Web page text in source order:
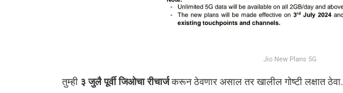
Jio New Plans 5G
तुम्ही ३ जुलै पूर्वी जिओचा रीचार्जकरून ठेवणार असाल तर खालील गोष्टी लक्षात ठेवा.